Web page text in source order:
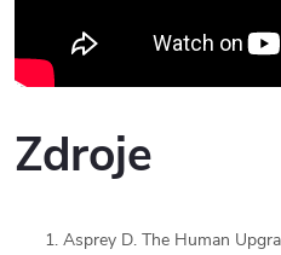
Zdroje
Asprey D. The Human